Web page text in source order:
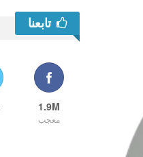
تابعنا
1.9M
معجب